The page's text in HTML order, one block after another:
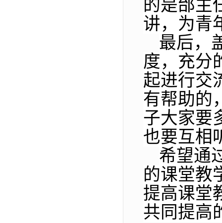
的是邰主
讲，为青
最后，
度，充分
起进行交
有帮助的
子大家要
也要互相
希望通
的课堂教
提高课堂
共同提高